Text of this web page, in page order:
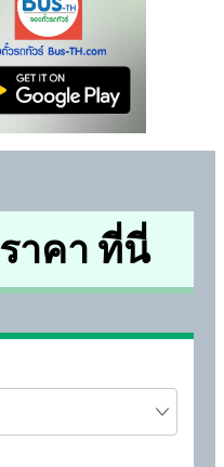
าคา ที่นี่